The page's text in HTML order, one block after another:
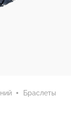
Браслеты